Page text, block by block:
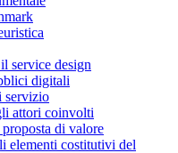
service design
digitali
servizio
attori coinvolti
di valore
elementi costitutivi del